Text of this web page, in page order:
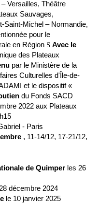
Versailles, Théâtre
Sauvages,
Saint-Michel – Normandie,
pour le
en Région S Avec le
des Plateaux
par le Ministère de la
Culturelles d'Île-de-
et le dispositif «
du Fonds SACD
2022 aux Plateaux
- Paris
, 11-14/12, 17-21/12,
de Quimper les 26
décembre 2024
le 10 janvier 2025